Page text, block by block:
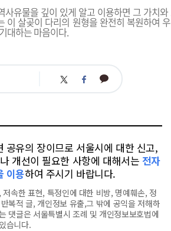
사유물을 깊이 있게 알고 이용하면 그 가치
이 살곶이 다리의 원형을 완전히 복원하여
대하는 마음이다.
트 페 카
공유의 장이므로 서울시에 대한 신고,
개선이 필요한 사항에 대해서는 전자
이용하여 주시기 바랍니다.
속한 표현, 특정인에 대한 비방, 명예훼손, 정
복적 글, 개인정보 유출,그 밖에 공익을 저해하
댓글은 서울특별시 조례 및 개인정보보호법에
습니다.